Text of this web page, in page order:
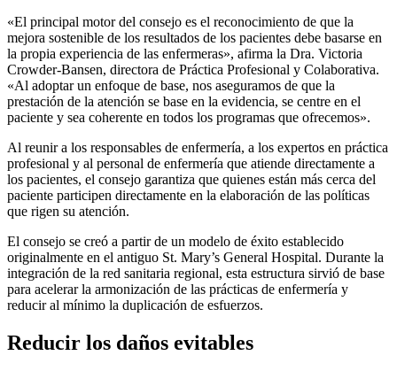
«El principal motor del consejo es el reconocimiento de que la
mejora sostenible de los resultados de los pacientes debe basarse en
la propia experiencia de las enfermeras», afirma la Dra. Victoria
Crowder-Bansen, directora de Práctica Profesional y Colaborativa.
«Al adoptar un enfoque de base, nos aseguramos de que la
prestación de la atención se base en la evidencia, se centre en el
paciente y sea coherente en todos los programas que ofrecemos».
Al reunir a los responsables de enfermería, a los expertos en práctica
profesional y al personal de enfermería que atiende directamente a
los pacientes, el consejo garantiza que quienes están más cerca del
paciente participen directamente en la elaboración de las políticas
que rigen su atención.
El consejo se creó a partir de un modelo de éxito establecido
originalmente en el antiguo St. Mary’s General Hospital. Durante la
integración de la red sanitaria regional, esta estructura sirvió de base
para acelerar la armonización de las prácticas de enfermería y
reducir al mínimo la duplicación de esfuerzos.
Reducir los daños evitables